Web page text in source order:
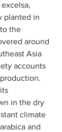
planted in
the
around
Asia
accounts
in the dry
climate
and